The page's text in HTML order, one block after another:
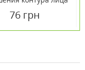
подбородка
76 грн